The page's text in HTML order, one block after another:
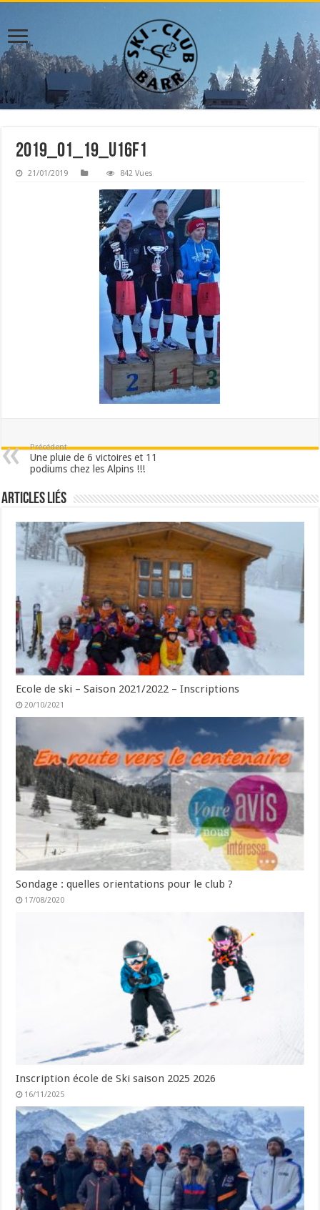
2019_01_19_U16F1
21/01/2019 842 Vues
Précédent
Une pluie de 6 victoires et 11
podiums chez les Alpins !!!
Articles liés
Ecole de ski – Saison 2021/2022 – Inscriptions
20/10/2021
Sondage : quelles orientations pour le club ?
17/08/2020
Inscription école de Ski saison 2025 2026
16/11/2025